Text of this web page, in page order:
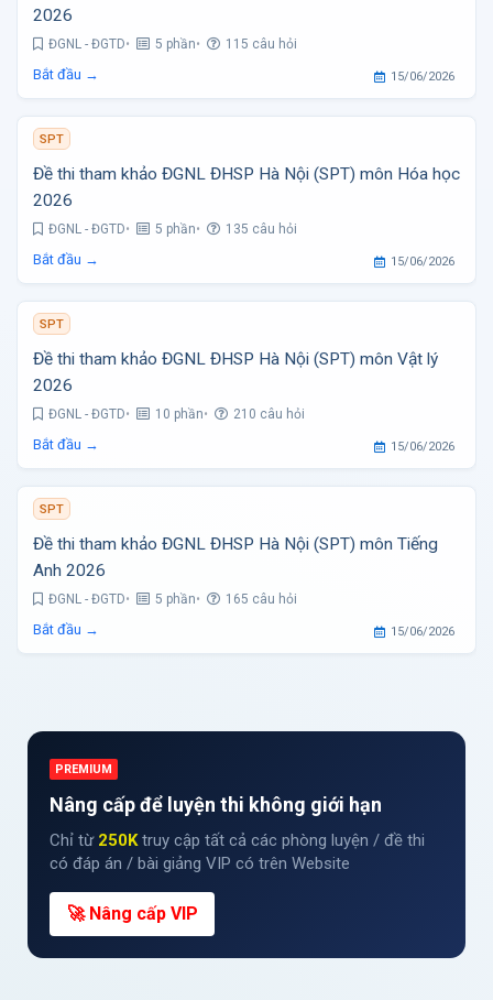
2026
ĐGNL - ĐGTD 5 phần 115 câu hỏi
Bắt đầu → 15/06/2026
SPT
Đề thi tham khảo ĐGNL ĐHSP Hà Nội (SPT) môn Hóa học
2026
ĐGNL - ĐGTD 5 phần 135 câu hỏi
Bắt đầu → 15/06/2026
SPT
Đề thi tham khảo ĐGNL ĐHSP Hà Nội (SPT) môn Vật lý
2026
ĐGNL - ĐGTD 10 phần 210 câu hỏi
Bắt đầu → 15/06/2026
SPT
Đề thi tham khảo ĐGNL ĐHSP Hà Nội (SPT) môn Tiếng
Anh 2026
ĐGNL - ĐGTD 5 phần 165 câu hỏi
Bắt đầu → 15/06/2026
PREMIUM
Nâng cấp để luyện thi không giới hạn
Chỉ từ 250Ktruy cập tất cả các phòng luyện / đề thi
có đáp án / bài giảng VIP có trên Website
🚀 Nâng cấp VIP